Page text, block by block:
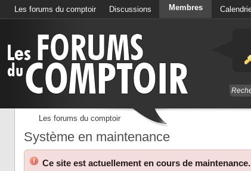
Les forums du comptoir Discussions Membres
Les forums du comptoir
Système en maintenance
Ce site est actuellement en cours de maintenance.